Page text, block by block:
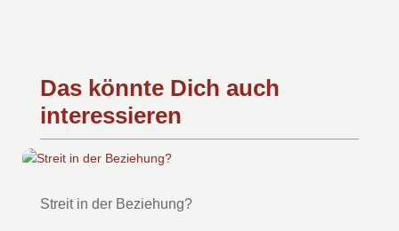
Das könnte Dich auch
interessieren
Streit in der Beziehung?